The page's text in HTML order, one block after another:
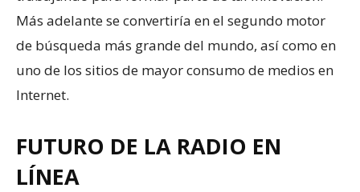
Más adelante se convertiría en el segundo motor
de búsqueda más grande del mundo, así como en
uno de los sitios de mayor consumo de medios en
Internet.
FUTURO DE LA RADIO EN
LÍNEA